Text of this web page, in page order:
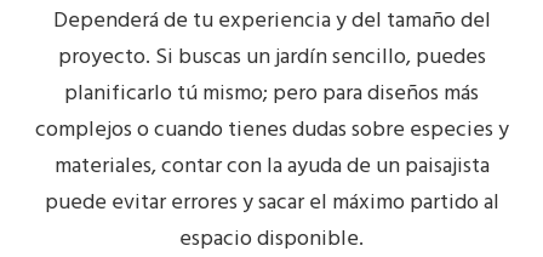
Dependerá de tu experiencia y del tamaño del
proyecto. Si buscas un jardín sencillo, puedes
planificarlo tú mismo; pero para diseños más
complejos o cuando tienes dudas sobre especies y
materiales, contar con la ayuda de un paisajista
puede evitar errores y sacar el máximo partido al
espacio disponible.